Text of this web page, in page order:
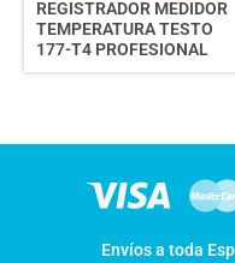
REGISTRADOR MEDIDOR
TEMPERATURA TESTO
177-T4 PROFESIONAL
Envíos a toda